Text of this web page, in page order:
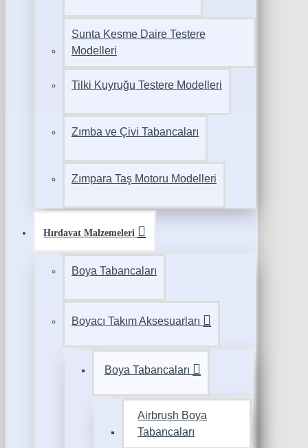
Sunta Kesme Daire Testere
Modelleri
Tilki Kuyruğu Testere Modelleri
Zımba ve Çivi Tabancaları
Zımpara Taş Motoru Modelleri
Hırdavat Malzemeleri
Boya Tabancaları
Boyacı Takım Aksesuarları
Boya Tabancaları
Airbrush Boya
Tabancaları